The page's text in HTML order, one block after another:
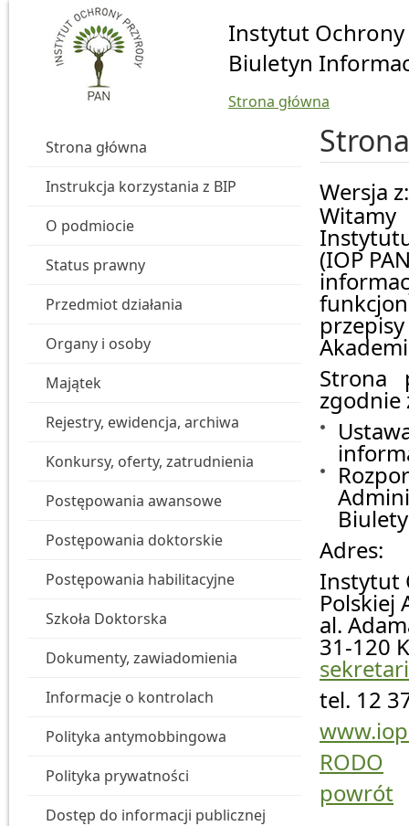
Przejdź do głównej treści
Instytut Ochrony
Biuletyn
Strona główna
Strona główna
Instrukcja korzystania z BIP
O podmiocie
Status prawny
Przedmiot działania
Organy i osoby
Majątek
Rejestry, ewidencja, archiwa
Konkursy, oferty, zatrudnienia
Postępowania awansowe
Postępowania doktorskie
Postępowania habilitacyjne
Szkoła Doktorska
Dokumenty, zawiadomienia
Informacje o kontrolach
Polityka antymobbingowa
Polityka prywatności
Dostęp do informacji publicznej
Wersja
Witamy
(IOP
Strona
zgodnie
Adres:
Instytut
Polskiej
al.
31-120
tel. 12
RODO
powrót